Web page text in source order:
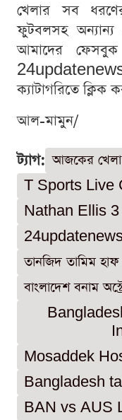
খেলার সব
ফুটবলসহ
আমাদের
ক্যাটাগরিতে ক্লিক
আল-মামুন/
ট্যাগ: আজকের খেলা
T Sports Live
Nathan Ellis
তানজিদ তামিম হাফ
বাংলাদেশ বনাম
Mosaddek
Bangladesh
BAN vs AUS